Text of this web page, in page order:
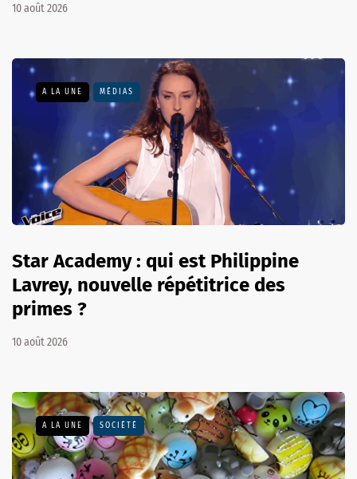
10 août 2026
A LA UNE MÉDIAS
Star Academy : qui est Philippine
Lavrey, nouvelle répétitrice des
primes ?
10 août 2026
A LA UNE SOCIÉTÉ